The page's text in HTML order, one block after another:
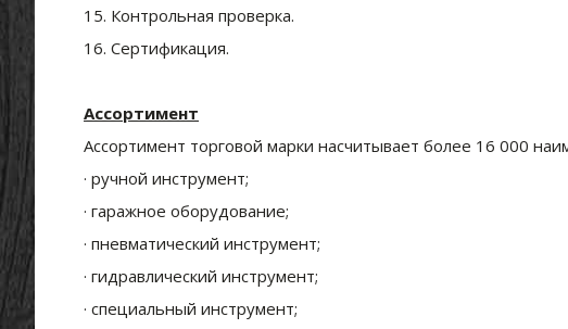
15. Контрольная проверка.
16. Сертификация.
Ассортимент
Ассортимент торговой марки насчитывает более 16 000
· ручной инструмент;
· гаражное оборудование;
· пневматический инструмент;
· гидравлический инструмент;
· специальный инструмент;